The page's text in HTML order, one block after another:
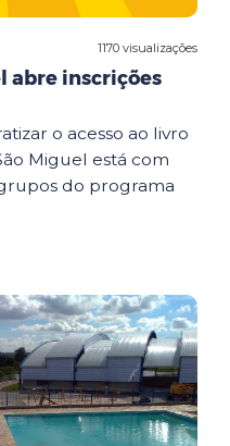
1170 visualizações
abre inscrições
o acesso ao livro
Miguel está com
do programa